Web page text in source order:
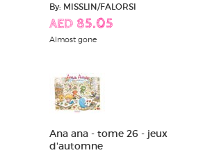
By: MISSLIN/FALORSI
AED 85.05
Almost gone
Ana ana - tome 26 - jeux
d'automne